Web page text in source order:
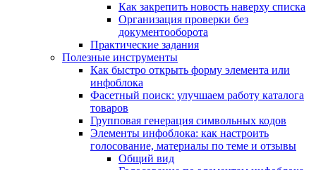
Как закрепить новость наверху списка
Организация проверки без
документооборота
Практические задания
Полезные инструменты
Как быстро открыть форму элемента или
инфоблока
Фасетный поиск: улучшаем работу каталога
товаров
Групповая генерация символьных кодов
Элементы инфоблока: как настроить
голосование, материалы по теме и отзывы
Общий вид